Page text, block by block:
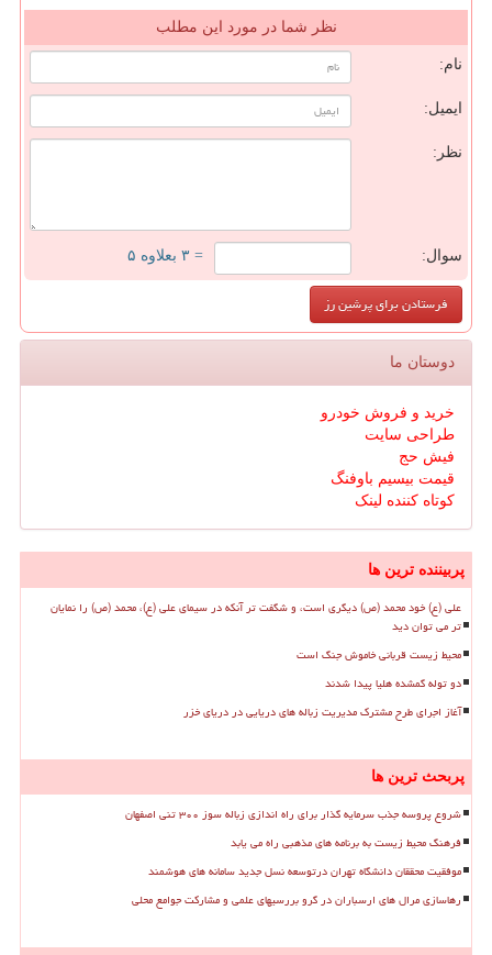
نظر شما در مورد این مطلب
نام:
ایمیل:
نظر:
سوال: = ۳ بعلاوه ۵
دوستان ما
خرید و فروش خودرو
طراحی سایت
فیش حج
قیمت بیسیم باوفنگ
کوتاه کننده لینک
پربیننده ترین ها
علی (ع) خود محمد (ص) دیگری است، و شگفت تر آنکه در سیمای علی (ع)، محمد (ص) را نمایان
تر می توان دید
محیط زیست قربانی خاموش جنگ است
دو توله گمشده هلیا پیدا شدند
آغاز اجرای طرح مشترک مدیریت زباله های دریایی در دریای خزر
پربحث ترین ها
شروع پروسه جذب سرمایه گذار برای راه اندازی زباله سوز ۳۰۰ تنی اصفهان
فرهنگ محیط زیست به برنامه های مذهبی راه می یابد
موفقیت محققان دانشگاه تهران درتوسعه نسل جدید سامانه های هوشمند
رهاسازی مرال های ارسباران در گرو بررسیهای علمی و مشارکت جوامع محلی